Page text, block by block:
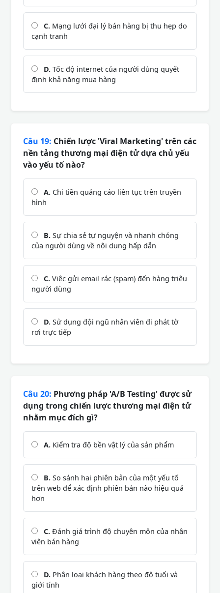
C. Mạng lưới đại lý bán hàng bị thu hẹp do
cạnh tranh
D. Tốc độ internet của người dùng quyết
định khả năng mua hàng
Câu 19: Chiến lược 'Viral Marketing' trên các
nền tảng thương mại điện tử dựa chủ yếu
vào yếu tố nào?
A. Chi tiền quảng cáo liên tục trên truyền
hình
B. Sự chia sẻ tự nguyện và nhanh chóng
của người dùng về nội dung hấp dẫn
C. Việc gửi email rác (spam) đến hàng triệu
người dùng
D. Sử dụng đội ngũ nhân viên đi phát tờ
rơi trực tiếp
Câu 20: Phương pháp 'A/B Testing' được sử
dụng trong chiến lược thương mại điện tử
nhằm mục đích gì?
A. Kiểm tra độ bền vật lý của sản phẩm
B. So sánh hai phiên bản của một yếu tố
trên web để xác định phiên bản nào hiệu quả
hơn
C. Đánh giá trình độ chuyên môn của nhân
viên bán hàng
D. Phân loại khách hàng theo độ tuổi và
giới tính